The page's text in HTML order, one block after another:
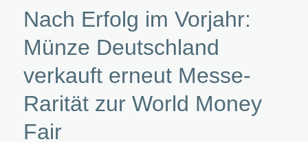
Nach Erfolg im Vorjahr:
Münze Deutschland
verkauft erneut Messe-
Rarität zur World Money
Fair